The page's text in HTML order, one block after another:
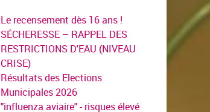
Le recensement dès 16 ans !
SÉCHERESSE – RAPPEL DES
RESTRICTIONS D'EAU (NIVEAU
CRISE)
Résultats des Elections
Municipales 2026
"influenza aviaire" - risques élevé